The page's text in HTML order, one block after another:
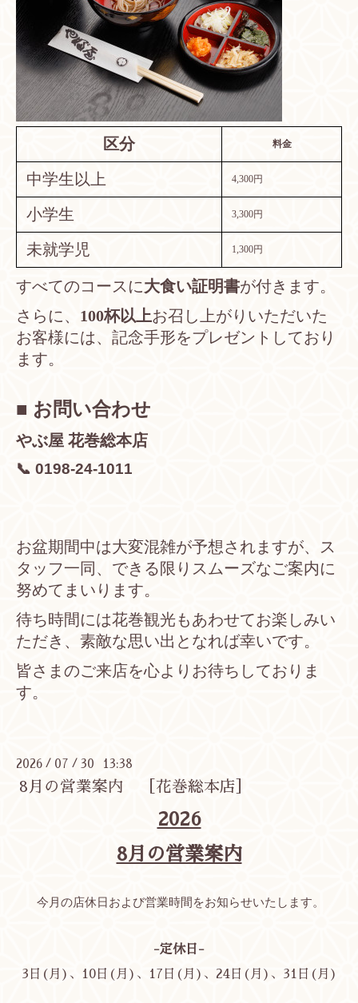
区分 料金
中学生以上 4,300円
小学生 3,300円
未就学児 1,300円
すべてのコースに大食い証明書が付きます。
さらに、 100杯以上お召し上がりいただいた
お客様には、記念手形をプレゼントしており
ます。
■ お問い合わせ
やぶ屋 花巻総本店
📞 0198-24-1011
お盆期間中は大変混雑が予想されますが、ス
タッフ一同、できる限りスムーズなご案内に
努めてまいります。
待ち時間には花巻観光もあわせてお楽しみい
ただき、素敵な思い出となれば幸いです。
皆さまのご来店を心よりお待ちしておりま
す。
2026 / 07 / 30 13:38
8月の営業案内 ［花巻総本店］
2026
8月の営業案内
今月の店休日および営業時間をお知らせいたします。
-定休日-
3日(月)、10日(月)、17日(月)、24日(月)、31日(月)